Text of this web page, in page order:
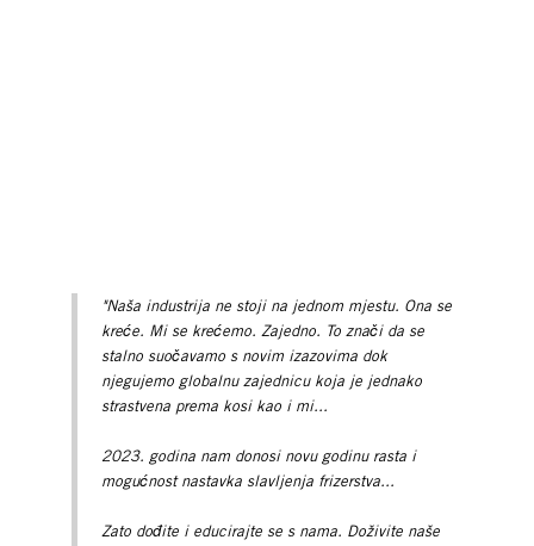
"Naša industrija ne stoji na jednom mjestu. Ona se
kreće. Mi se krećemo. Zajedno. To znači da se
stalno suočavamo s novim izazovima dok
njegujemo globalnu zajednicu koja je jednako
strastvena prema kosi kao i mi...
2023. godina nam donosi novu godinu rasta i
mogućnost nastavka slavljenja frizerstva...
Zato dođite i educirajte se s nama. Doživite naše